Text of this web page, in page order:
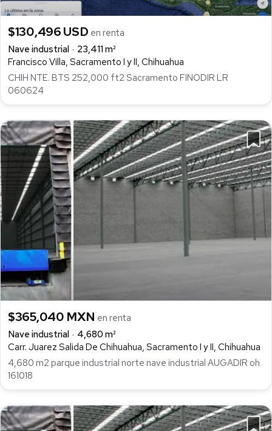
$130,496 USD en renta
Nave industrial
23,411 m²
Francisco Villa, Sacramento I y II, Chihuahua
CHIH NTE. BTS 252,000 ft2 Sacramento FINODIR LR
060624
$365,040 MXN en renta
Nave industrial
4,680 m²
Carr. Juarez Salida De Chihuahua, Sacramento I y II, Chihuahua
4,680 m2 parque industrial norte nave industrial AUGADIR oh
161018